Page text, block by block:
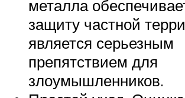
металла
защиту частной
является серьезным
препятствием для
злоумышленников.